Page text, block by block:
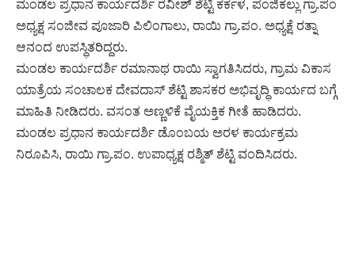
ಮಂಡಲ ಪ್ರಧಾನ ಕಾರ್ಯದರ್ಶಿ ರವೀಶ್ ಶೆಟ್ಟಿ ಕರ್ಕಳ, ಪಂಜಿಕಲ್ಲು ಗ್ರಾ.ಪಂ‌
ಅಧ್ಯಕ್ಷ ಸಂಜೀವ ಪೂಜಾರಿ ಪಿಲಿಂಗಾಲು, ರಾಯಿ ಗ್ರಾ.ಪಂ. ಅಧ್ಯಕ್ಷೆ ರತ್ನಾ
ಆನಂದ ಉಪಸ್ಥಿತರಿದ್ದರು.
ಮಂಡಲ ಕಾರ್ಯದರ್ಶಿ ರಮಾನಾಥ ರಾಯಿ ಸ್ವಾಗತಿಸಿದರು, ಗ್ರಾಮ ವಿಕಾಸ
ಯಾತ್ರೆಯ ಸಂಚಾಲಕ ದೇವದಾಸ್ ಶೆಟ್ಟಿ ಶಾಸಕರ ಅಭಿವೃದ್ಧಿ ಕಾರ್ಯದ ಬಗ್ಗೆ
ಮಾಹಿತಿ ನೀಡಿದರು. ವಸಂತ ಅಣ್ಣಳಿಕೆ ವೈಯಕ್ತಿಕ ಗೀತೆ ಹಾಡಿದರು.
ಮಂಡಲ ಪ್ರಧಾನ ಕಾರ್ಯದರ್ಶಿ ಡೊಂಬಯ ಅರಳ ಕಾರ್ಯಕ್ರಮ
ನಿರೂಪಿಸಿ, ರಾಯಿ ಗ್ರಾ.ಪಂ‌. ಉಪಾಧ್ಯಕ್ಷ ರಶ್ಮಿತ್ ಶೆಟ್ಟಿ ವಂದಿಸಿದರು.